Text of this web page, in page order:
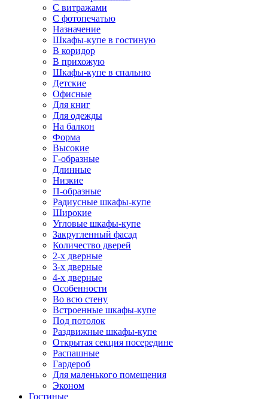
С витражами
С фотопечатью
Назначение
Шкафы-купе в гостиную
В коридор
В прихожую
Шкафы-купе в спальню
Детские
Офисные
Для книг
Для одежды
На балкон
Форма
Высокие
Г-образные
Длинные
Низкие
П-образные
Радиусные шкафы-купе
Широкие
Угловые шкафы-купе
Закругленный фасад
Количество дверей
2-х дверные
3-х дверные
4-х дверные
Особенности
Во всю стену
Встроенные шкафы-купе
Под потолок
Раздвижные шкафы-купе
Открытая секция посередине
Распашные
Гардероб
Для маленького помещения
Эконом
Гостиные